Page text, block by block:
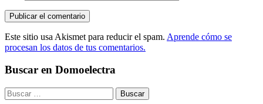
Este sitio usa Akismet para reducir el spam. Aprende cómo se
procesan los datos de tus comentarios.
Buscar en Domoelectra
Buscar: